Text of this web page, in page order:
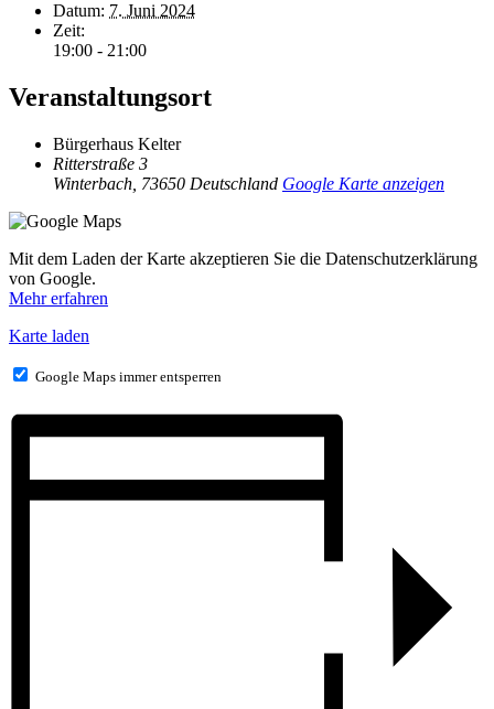
Datum: 7. Juni 2024
Zeit:
19:00 - 21:00
Veranstaltungsort
Bürgerhaus Kelter
Ritterstraße 3
Winterbach 73650 Deutschland Google Karte anzeigen
Mit dem Laden der Karte akzeptieren Sie die Datenschutzerklärung
von Google.
Mehr erfahren
Karte laden
Google Maps immer entsperren